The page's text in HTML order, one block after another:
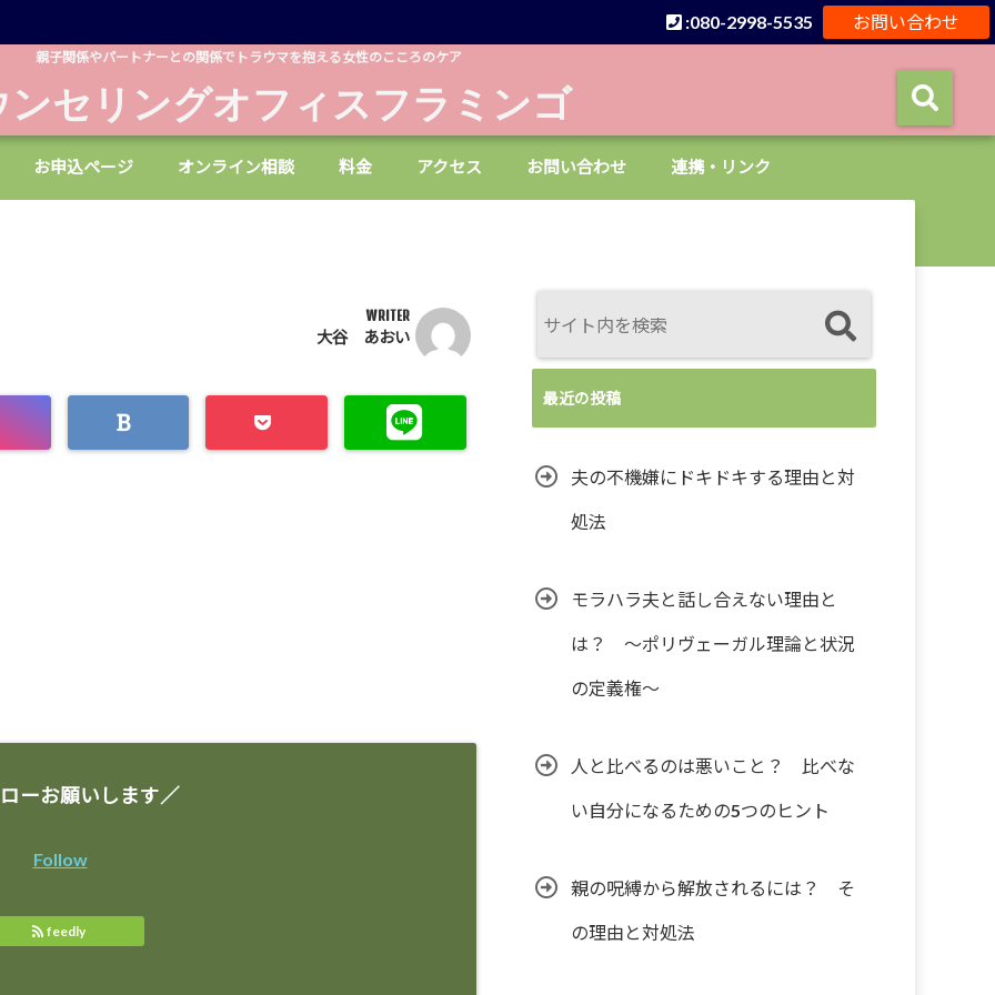
お問い合わせ
:080-2998-5535
親子関係やパートナーとの関係でトラウマを抱える女性のこころのケア
ンセリングオフィスフラミンゴ
お申込ページ オンライン相談 料金 アクセス お問い合わせ 連携・リンク
WRITER
大谷 あおい
ーお願いします／
Follow
feedly
最近の投稿
夫の不機嫌にドキドキする理由と対
処法
モラハラ夫と話し合えない理由と
は？ ～ポリヴェーガル理論と状況
の定義権～
人と比べるのは悪いこと？ 比べな
い自分になるための5つのヒント
親の呪縛から解放されるには？ そ
の理由と対処法